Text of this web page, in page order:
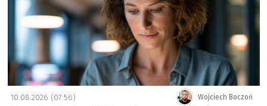
Wojciech Boczoń
10.08.2026 (07:56)